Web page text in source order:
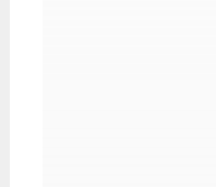
e =
//6.到这里有两
//第二种情况是
//这两种情况